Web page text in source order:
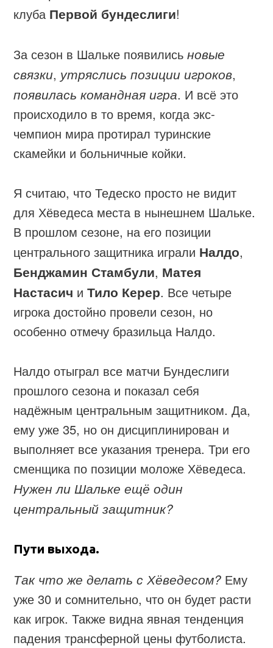
клуба Первой бундеслиги!
За сезон в Шальке появилисьновые
связки, утряслись позиции игроков,
появилась командная игра. И всё это
происходило в то время, когда экс-
чемпион мира протирал туринские
скамейки и больничные койки.
Я считаю, что Тедеско просто не видит
для Хёведеса места в нынешнем Шальке.
В прошлом сезоне, на его позиции
центрального защитника играли Налдо,
Бенджамин Стамбули, Матея
Настасич иТило Керер. Все четыре
игрока достойно провели сезон, но
особенно отмечу бразильца Налдо.
Налдо отыграл все матчи Бундеслиги
прошлого сезона и показал себя
надёжным центральным защитником. Да,
ему уже 35, но он дисциплинирован и
выполняет все указания тренера. Три его
сменщика по позиции моложе Хёведеса.
Нужен ли Шальке ещё один
центральный защитник?
Пути выхода.
Так что же делать с Хёведесом? Ему
уже 30 и сомнительно, что он будет расти
как игрок. Также видна явная тенденция
падения трансферной цены футболиста.